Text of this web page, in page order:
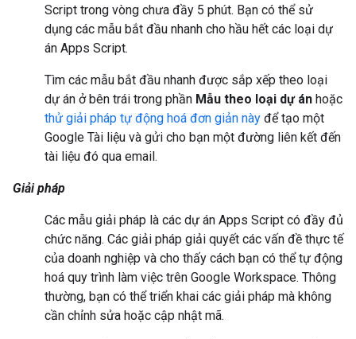
Script trong vòng chưa đầy 5 phút. Bạn có thể sử
dụng các mẫu bắt đầu nhanh cho hầu hết các loại dự
án Apps Script.
Tìm các mẫu bắt đầu nhanh được sắp xếp theo loại
dự án ở bên trái trong phần Mẫu theo loại dự án hoặc
thử giải pháp tự động hoá đơn giản này để tạo một
Google Tài liệu và gửi cho bạn một đường liên kết đến
tài liệu đó qua email.
Giải pháp
Các mẫu giải pháp là các dự án Apps Script có đầy đủ
chức năng. Các giải pháp giải quyết các vấn đề thực tế
của doanh nghiệp và cho thấy cách bạn có thể tự động
hoá quy trình làm việc trên Google Workspace. Thông
thường, bạn có thể triển khai các giải pháp mà không
cần chỉnh sửa hoặc cập nhật mã.